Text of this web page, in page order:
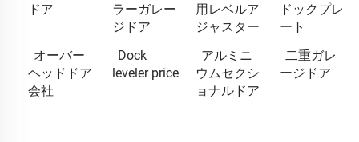
ドア
ラーガレー
ジドア
用レベルア
ジャスター
ドックプレ
ート
オーバー
ヘッドドア
会社
Dock
leveler price
アルミニ
ウムセクシ
ョナルドア
二重ガレ
ージドア